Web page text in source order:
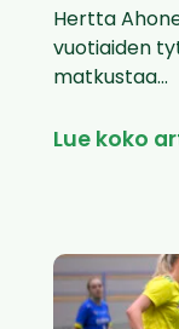
Hertta
vuotiaiden
matkustaa...
Lue koko